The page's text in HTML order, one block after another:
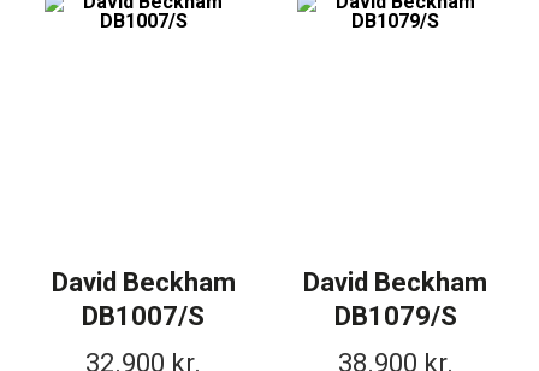
David Beckham
DB1007/S
32.900 kr.
David Beckham
DB1079/S
38.900 kr.